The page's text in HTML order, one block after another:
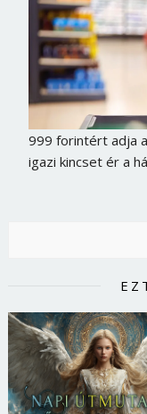
999 forintért adja
igazi kincset ér a